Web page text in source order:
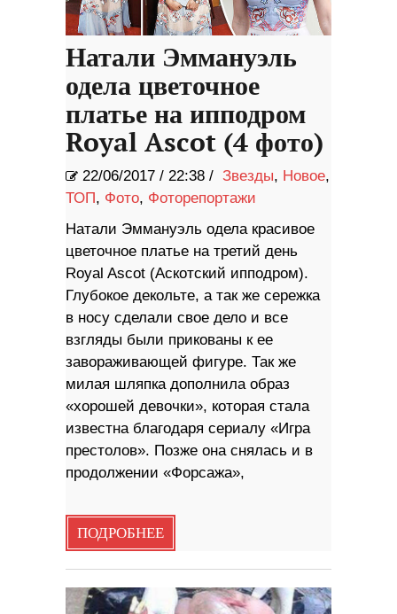
Натали Эммануэль
одела цветочное
платье на ипподром
Royal Ascot (4 фото)
22/06/2017 / 22:38 / Звезды, Новое,
ТОП, Фото, Фоторепортажи
Натали Эммануэль одела красивое
цветочное платье на третий день
Royal Ascot (Аскотский ипподром).
Глубокое декольте, а так же сережка
в носу сделали свое дело и все
взгляды были прикованы к ее
завораживающей фигуре. Так же
милая шляпка дополнила образ
«хорошей девочки», которая стала
известна благодаря сериалу «Игра
престолов». Позже она снялась и в
продолжении «Форсажа»,
ПОДРОБНЕЕ